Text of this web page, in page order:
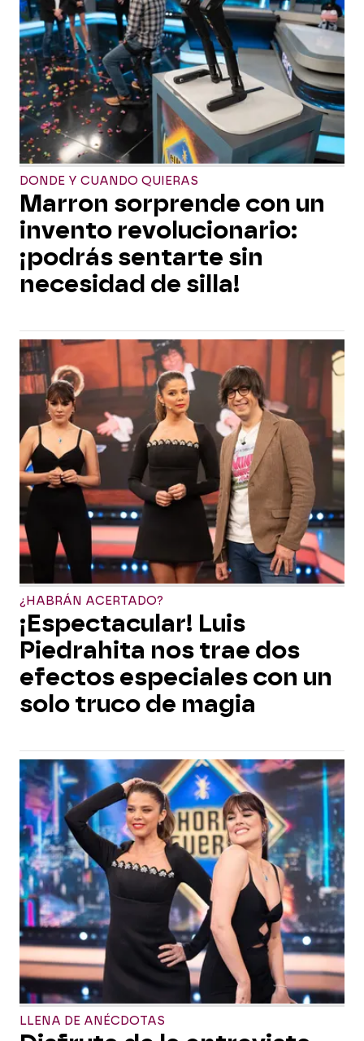
DONDE Y CUANDO QUIERAS
Marron sorprende con un
invento revolucionario:
¡podrás sentarte sin
necesidad de silla!
¿HABRÁN ACERTADO?
¡Espectacular! Luis
Piedrahita nos trae dos
efectos especiales con un
solo truco de magia
LLENA DE ANÉCDOTAS